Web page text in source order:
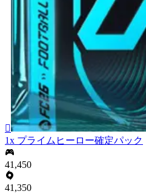

1x プライムヒーロー確定パック
41,450
41,350